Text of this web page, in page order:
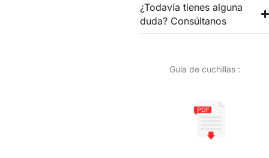
¿Todavía tienes alguna
duda? Consúltanos
Guía de cuchillas :